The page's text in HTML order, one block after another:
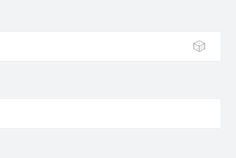
🎲